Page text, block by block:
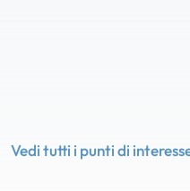
Vedi tutti i punti di